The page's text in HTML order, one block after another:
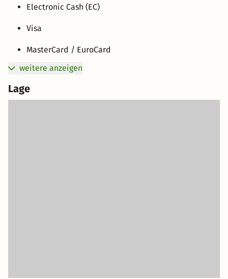
Electronic Cash (EC)
Visa
MasterCard / EuroCard
weitere anzeigen
Lage